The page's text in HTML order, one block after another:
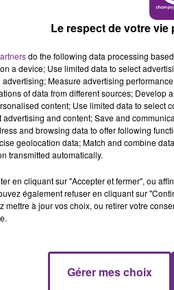
LE TICKET DE
accepté, une
en DESIGN. Si vous
Louise Weiss ou
VENEZ FÊTER CE
L'ANNIVERSAIRE
14h00 - 15h00
La Radio
Le respect de votre
do the following data processing
a device; Use limited data to select
Measure advertising
of data from different sources;
content; Use limited data to select
advertising and content; Save and
and browsing data to offer following
geolocation data; Match and combine
transmitted automatically.
en cliquant sur "Accepter et fermer", ou
également refuser en cliquant sur
mettre à jour vos choix, ou retirer votre
Gérer mes choix